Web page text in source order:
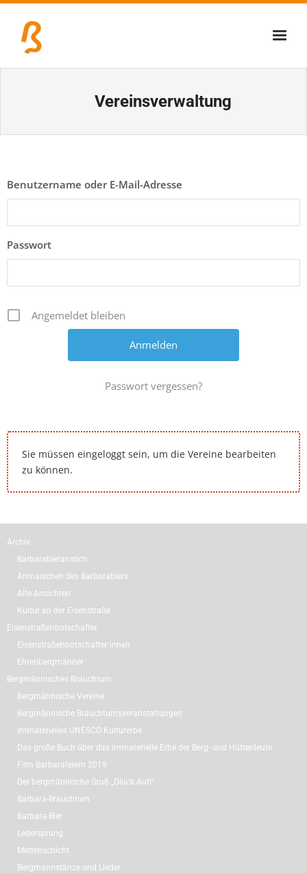
Eisenstraßenmuseen
Veranstaltungen
Vereinsverwaltung
Benutzername oder E-Mail-Adresse
Passwort
Angemeldet bleiben
Passwort vergessen?
Sie müssen eingeloggt sein, um die Vereine bearbeiten
zu können.
Archiv
Barbarabieranstich
Anmaischen des Barbarabiers
Alte Ansichten
Kultur an der Eisenstraße
Eisenstraßenbotschafter
Eisenstraßenbotschafter:innen
Ehrenbergmänner
Bergmännisches Brauchtum
Bergmännische Vereine
Bergmännische Brauchtumsveranstaltungen
Immaterielles UNESCO Kulturerbe
Das große Buch über das immaterielle Erbe der Berg- und Hüttenleute
Film Barbarafeiern 2019
Der bergmännische Gruß „Glück Auf!“
Barbara-Brauchtum
Barbara-Bier
Ledersprung
Mettenschicht
Bergmannstänze und Lieder